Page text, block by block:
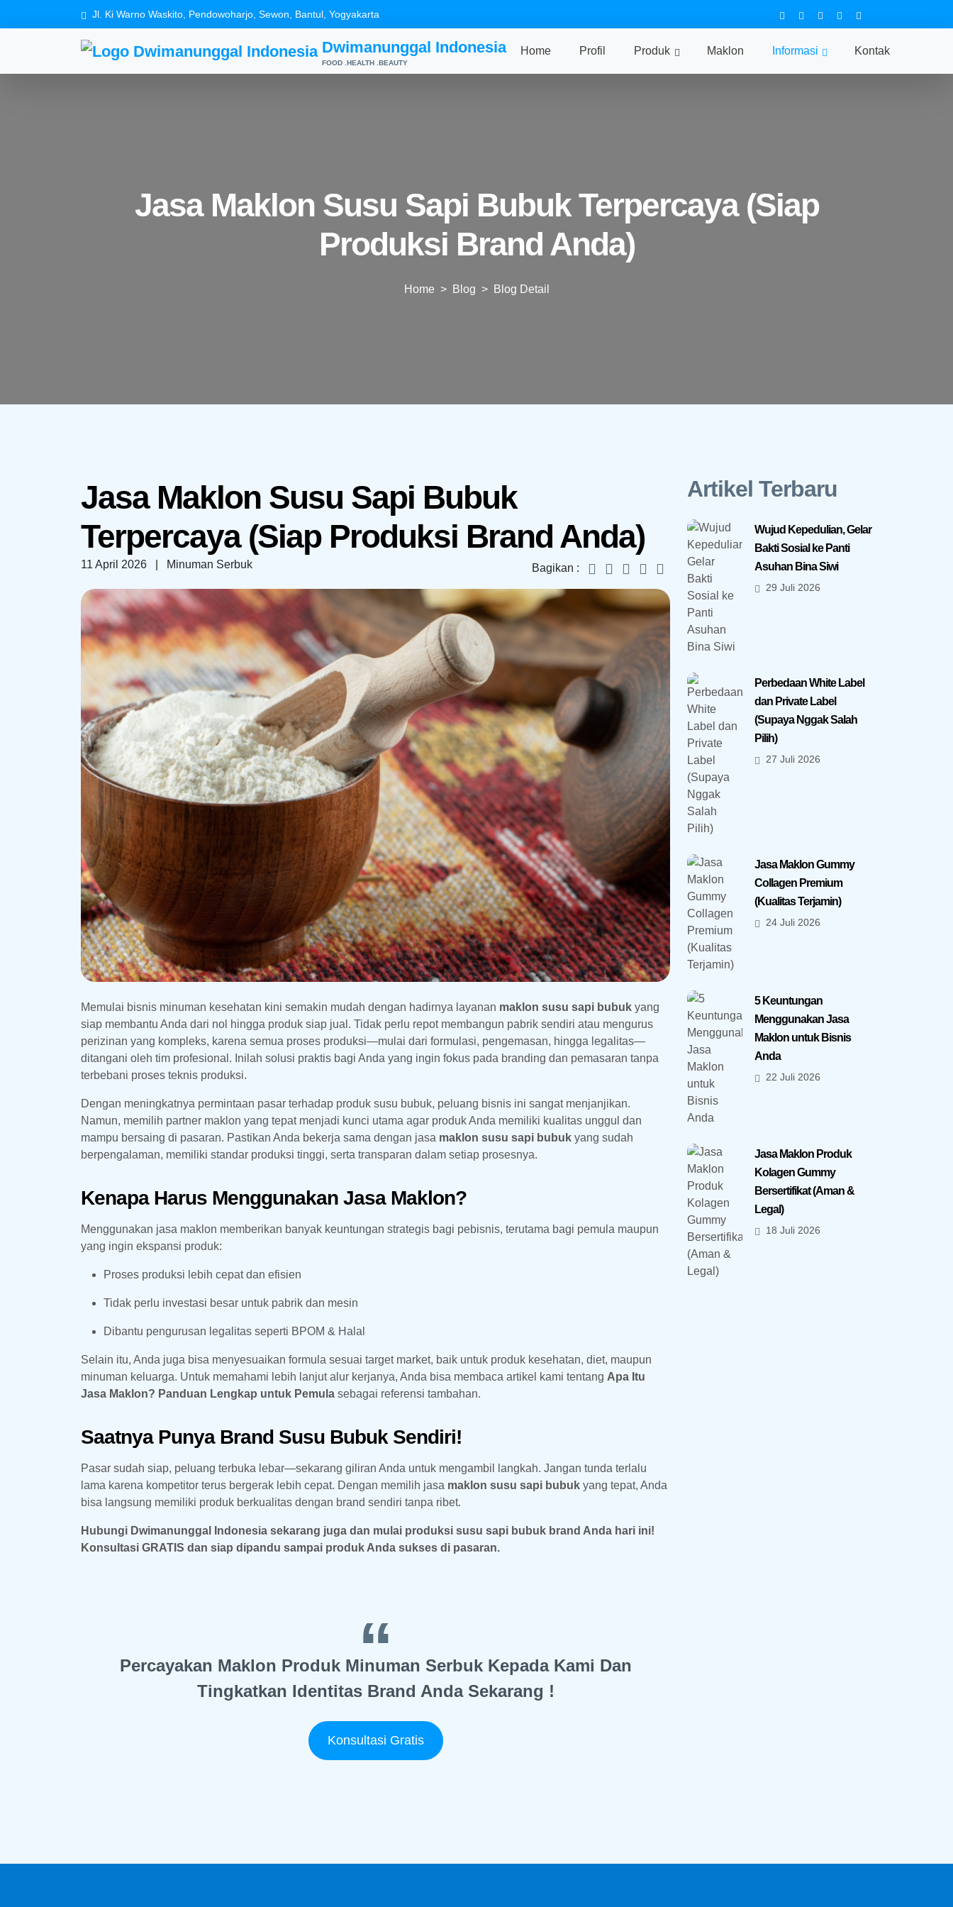
Jl. Ki Warno Waskito, Pendowoharjo, Sewon, Bantul, Yogyakarta
Dwimanunggal Indonesia
FOOD .HEALTH .BEAUTY
Home Profil Produk Maklon Informasi Kontak
Jasa Maklon Susu Sapi Bubuk Terpercaya (Siap
Produksi Brand Anda)
Home > Blog > Blog Detail
Jasa Maklon Susu Sapi Bubuk
Terpercaya (Siap Produksi Brand Anda)
11 April 2026 | Minuman Serbuk Bagikan :
Memulai bisnis minuman kesehatan kini semakin mudah dengan hadirnya layanan maklon susu sapi bubuk yang
siap membantu Anda dari nol hingga produk siap jual. Tidak perlu repot membangun pabrik sendiri atau mengurus
perizinan yang kompleks, karena semua proses produksi—mulai dari formulasi, pengemasan, hingga legalitas—
ditangani oleh tim profesional. Inilah solusi praktis bagi Anda yang ingin fokus pada branding dan pemasaran tanpa
terbebani proses teknis produksi.
Dengan meningkatnya permintaan pasar terhadap produk susu bubuk, peluang bisnis ini sangat menjanjikan.
Namun, memilih partner maklon yang tepat menjadi kunci utama agar produk Anda memiliki kualitas unggul dan
mampu bersaing di pasaran. Pastikan Anda bekerja sama dengan jasa maklon susu sapi bubuk yang sudah
berpengalaman, memiliki standar produksi tinggi, serta transparan dalam setiap prosesnya.
Kenapa Harus Menggunakan Jasa Maklon?
Menggunakan jasa maklon memberikan banyak keuntungan strategis bagi pebisnis, terutama bagi pemula maupun
yang ingin ekspansi produk:
Proses produksi lebih cepat dan efisien
Tidak perlu investasi besar untuk pabrik dan mesin
Dibantu pengurusan legalitas seperti BPOM & Halal
Selain itu, Anda juga bisa menyesuaikan formula sesuai target market, baik untuk produk kesehatan, diet, maupun
minuman keluarga. Untuk memahami lebih lanjut alur kerjanya, Anda bisa membaca artikel kami tentang Apa Itu
Jasa Maklon? Panduan Lengkap untuk Pemula sebagai referensi tambahan.
Saatnya Punya Brand Susu Bubuk Sendiri!
Pasar sudah siap, peluang terbuka lebar—sekarang giliran Anda untuk mengambil langkah. Jangan tunda terlalu
lama karena kompetitor terus bergerak lebih cepat. Dengan memilih jasa maklon susu sapi bubuk yang tepat, Anda
bisa langsung memiliki produk berkualitas dengan brand sendiri tanpa ribet.
Hubungi Dwimanunggal Indonesia sekarang juga dan mulai produksi susu sapi bubuk brand Anda hari ini!
Konsultasi GRATIS dan siap dipandu sampai produk Anda sukses di pasaran.
Percayakan Maklon Produk Minuman Serbuk Kepada Kami Dan
Tingkatkan Identitas Brand Anda Sekarang !
Konsultasi Gratis
Artikel Terbaru
Wujud Kepedulian, Gelar
Bakti Sosial ke Panti
Asuhan Bina Siwi
29 Juli 2026
Perbedaan White Label
dan Private Label
(Supaya Nggak Salah
Pilih)
27 Juli 2026
Jasa Maklon Gummy
Collagen Premium
(Kualitas Terjamin)
24 Juli 2026
5 Keuntungan
Menggunakan Jasa
Maklon untuk Bisnis
Anda
22 Juli 2026
Jasa Maklon Produk
Kolagen Gummy
Bersertifikat (Aman &
Legal)
18 Juli 2026